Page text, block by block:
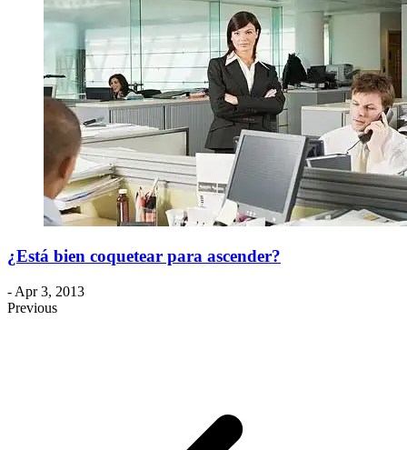
¿Está bien coquetear para ascender?
- Apr 3, 2013
Previous